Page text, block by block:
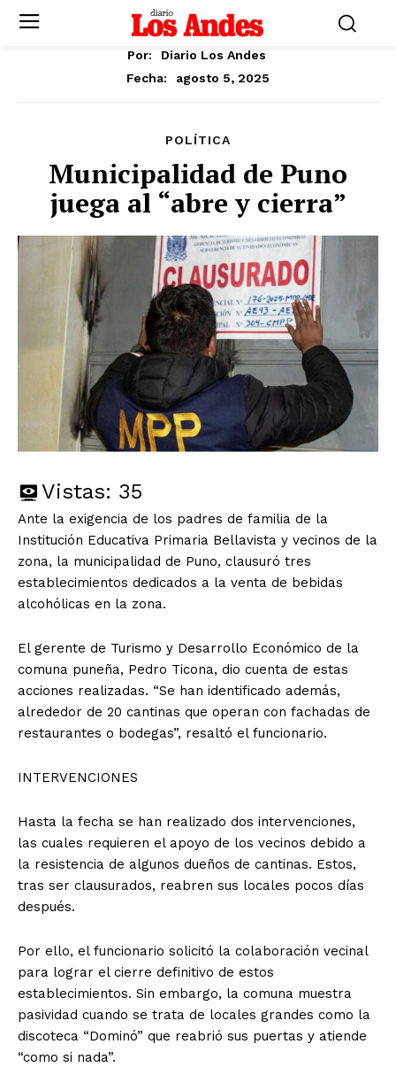
Por:
Diario Los Andes
Fecha:
agosto 5, 2025
POLÍTICA
Municipalidad de Puno
juega al “abre y cierra”
Vistas: 35
Ante la exigencia de los padres de familia de la
Institución Educativa Primaria Bellavista y vecinos de la
zona, la municipalidad de Puno, clausuró tres
establecimientos dedicados a la venta de bebidas
alcohólicas en la zona.
El gerente de Turismo y Desarrollo Económico de la
comuna puneña, Pedro Ticona, dio cuenta de estas
acciones realizadas. “Se han identificado además,
alrededor de 20 cantinas que operan con fachadas de
restaurantes o bodegas”, resaltó el funcionario.
INTERVENCIONES
Hasta la fecha se han realizado dos intervenciones,
las cuales requieren el apoyo de los vecinos debido a
la resistencia de algunos dueños de cantinas. Estos,
tras ser clausurados, reabren sus locales pocos días
después.
Por ello, el funcionario solicitó la colaboración vecinal
para lograr el cierre definitivo de estos
establecimientos. Sin embargo, la comuna muestra
pasividad cuando se trata de locales grandes como la
discoteca “Dominó” que reabrió sus puertas y atiende
“como si nada”.